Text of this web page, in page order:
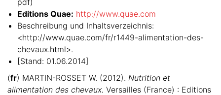
Editions Quae: http://www.quae.com
Beschreibung und Inhaltsverzeichnis:
<http://www.quae.com/fr/r1449-alimentation-des-
chevaux.html>.
[Stand: 01.06.2014]
(fr) MARTIN-ROSSET W. (2012). Nutrition et
alimentation des chevaux. Versailles (France) : Editions